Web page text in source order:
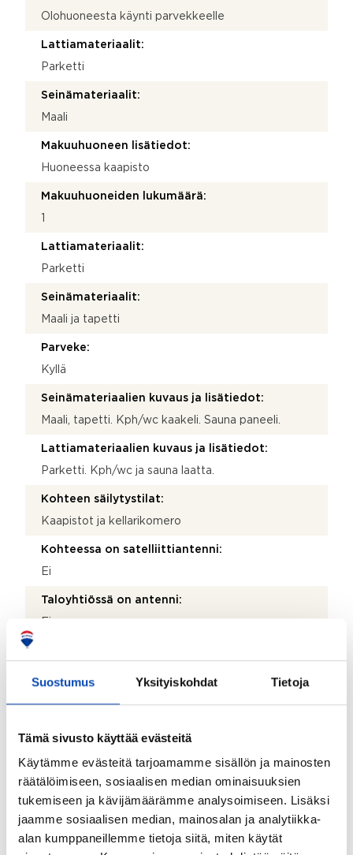
Suostumus Yksityiskohdat Tietoja
Tämä sivusto käyttää evästeitä
Käytämme evästeitä tarjoamamme sisällön ja mainosten
räätälöimiseen, sosiaalisen median ominaisuuksien
tukemiseen ja kävijämäärämme analysoimiseen. Lisäksi
jaamme sosiaalisen median, mainosalan ja analytiikka-
alan kumppaneillemme tietoja siitä, miten käytät
Olohuoneesta käynti parvekkeelle
Lattiamateriaalit:
Parketti
Seinämateriaalit:
Maali
Makuuhuoneen lisätiedot:
Huoneessa kaapisto
Makuuhuoneiden lukumäärä:
Lattiamateriaalit:
Parketti
Seinämateriaalit:
Maali ja tapetti
Parveke:
Kyllä
Seinämateriaalien kuvaus ja lisätiedot:
Maali, tapetti. Kph/wc kaakeli. Sauna paneeli.
Lattiamateriaalien kuvaus ja lisätiedot:
Parketti. Kph/wc ja sauna laatta.
Kohteen säilytystilat:
Kaapistot ja kellarikomero
Kohteessa on satelliittiantenni:
Ei
Taloyhtiössä on antenni:
Ei
Taloyhtiö